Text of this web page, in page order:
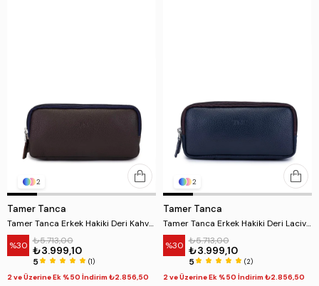
2
Tamer Tanca
Tamer Tanca Erkek Hakiki Deri Kahverengi El Çantası
%30
5
(1)
₺3.999,10
₺5.713,00
2 ve Üzerine Ek %50 İndirim ₺2.856,50
2
Tamer Tanca
Tamer Tanca Erkek Hakiki Deri Lacivert El Çantası
%30
5
(2)
₺3.999,10
₺5.713,00
2 ve Üzerine Ek %50 İndirim ₺2.856,50